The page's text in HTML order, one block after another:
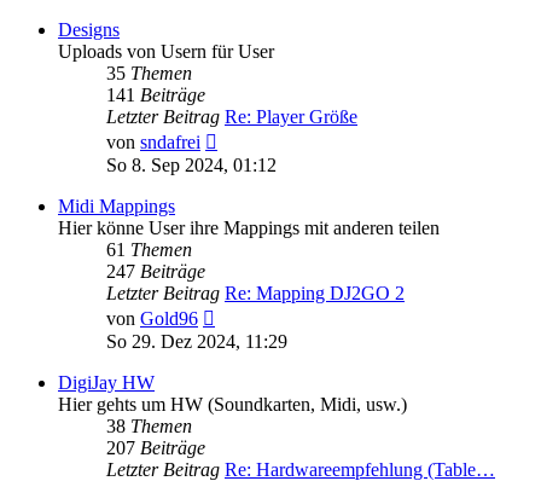
Designs
Uploads von Usern für User
35 Themen
141 Beiträge
Letzter Beitrag Re: Player Größe
von sndafrei
Beitrag
So 8. Sep 2024, 01:12
Midi Mappings
Hier könne User ihre Mappings mit anderen teilen
61 Themen
247 Beiträge
Letzter Beitrag Re: Mapping DJ2GO 2
von Gold96
Beitrag
So 29. Dez 2024, 11:29
DigiJay HW
Hier gehts um HW (Soundkarten, Midi, usw.)
38 Themen
207 Beiträge
Letzter Beitrag Re: Hardwareempfehlung (Table…